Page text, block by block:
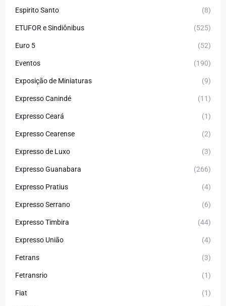
Espirito Santo (8)
ETUFOR e Sindiônibus (525)
Euro 5 (52)
Eventos (190)
Exposição de Miniaturas (9)
Expresso Canindé (11)
Expresso Ceará (1)
Expresso Cearense (2)
Expresso de Luxo (3)
Expresso Guanabara (266)
Expresso Pratius (4)
Expresso Serrano (6)
Expresso Timbira (44)
Expresso União (4)
Fetrans (3)
Fetransrio (1)
Fiat (1)